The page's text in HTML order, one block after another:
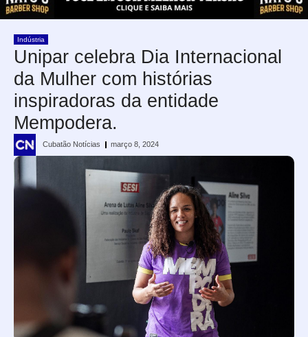
Indústria
Unipar celebra Dia Internacional
da Mulher com histórias
inspiradoras da entidade
Mempodera.
Cubatão Notícias março 8, 2024